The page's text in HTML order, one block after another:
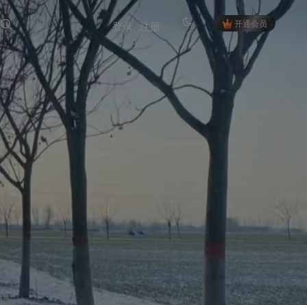
开通会员
登录 注册